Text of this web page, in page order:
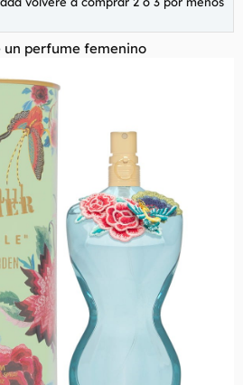
perfume femenino